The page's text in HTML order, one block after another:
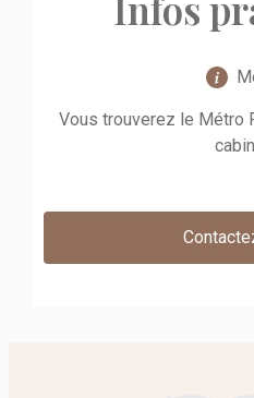
Vous trouverez le Métro